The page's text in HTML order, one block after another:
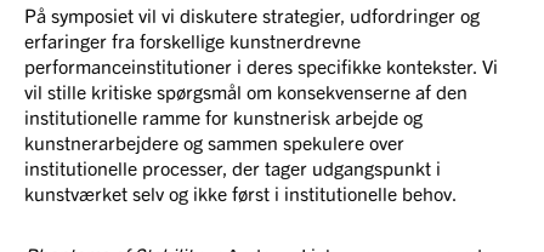
På symposiet vil vi diskutere strategier, udfordringer og
erfaringer fra forskellige kunstnerdrevne
performanceinstitutioner i deres specifikke kontekster. Vi
vil stille kritiske spørgsmål om konsekvenserne af den
institutionelle ramme for kunstnerisk arbejde og
kunstnerarbejdere og sammen spekulere over
institutionelle processer, der tager udgangspunkt i
kunstværket selv og ikke først i institutionelle behov.